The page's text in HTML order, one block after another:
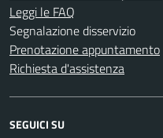
Leggi le FAQ
Segnalazione disservizio
Prenotazione appuntamento
Richiesta d'assistenza
SEGUICI SU